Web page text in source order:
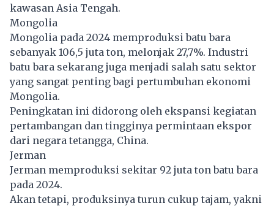
kawasan Asia Tengah.
Mongolia
Mongolia pada 2024 memproduksi batu bara
sebanyak 106,5 juta ton, melonjak 27,7%. Industri
batu bara sekarang juga menjadi salah satu sektor
yang sangat penting bagi pertumbuhan ekonomi
Mongolia.
Peningkatan ini didorong oleh ekspansi kegiatan
pertambangan dan tingginya permintaan ekspor
dari negara tetangga, China.
Jerman
Jerman memproduksi sekitar 92 juta ton batu bara
pada 2024.
Akan tetapi, produksinya turun cukup tajam, yakni